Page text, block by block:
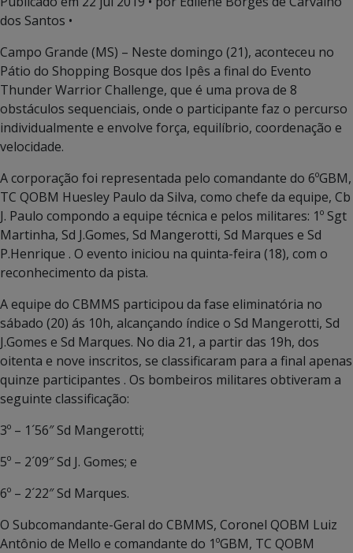
dos Santos •
Campo Grande (MS) – Neste domingo (21), aconteceu no
Pátio do Shopping Bosque dos Ipês a final do Evento
Thunder Warrior Challenge, que é uma prova de 8
obstáculos sequenciais, onde o participante faz o percurso
individualmente e envolve força, equilíbrio, coordenação e
velocidade.
A corporação foi representada pelo comandante do 6ºGBM,
TC QOBM Huesley Paulo da Silva, como chefe da equipe, Cb
J. Paulo compondo a equipe técnica e pelos militares: 1º Sgt
Martinha, Sd J.Gomes, Sd Mangerotti, Sd Marques e Sd
P.Henrique . O evento iniciou na quinta-feira (18), com o
reconhecimento da pista.
A equipe do CBMMS participou da fase eliminatória no
sábado (20) ás 10h, alcançando índice o Sd Mangerotti, Sd
J.Gomes e Sd Marques. No dia 21, a partir das 19h, dos
oitenta e nove inscritos, se classificaram para a final apenas
quinze participantes . Os bombeiros militares obtiveram a
seguinte classificação:
3º – 1´56″ Sd Mangerotti;
5º – 2´09″ Sd J. Gomes; e
6º – 2´22″ Sd Marques.
O Subcomandante-Geral do CBMMS, Coronel QOBM Luiz
Antônio de Mello e comandante do 1ºGBM, TC QOBM